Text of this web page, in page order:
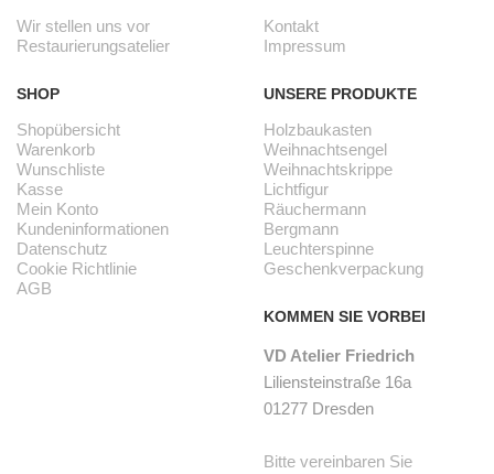
Wir stellen uns vor
Restaurierungsatelier
SHOP
Shopübersicht
Warenkorb
Wunschliste
Kasse
Mein Konto
Kundeninformationen
Datenschutz
Cookie Richtlinie
AGB
Kontakt
Impressum
UNSERE PRODUKTE
Holzbaukasten
Weihnachtsengel
Weihnachtskrippe
Lichtfigur
Räuchermann
Bergmann
Leuchterspinne
Geschenkverpackung
KOMMEN SIE VORBEI
VD Atelier Friedrich
Liliensteinstraße 16a
01277 Dresden
Bitte vereinbaren Sie